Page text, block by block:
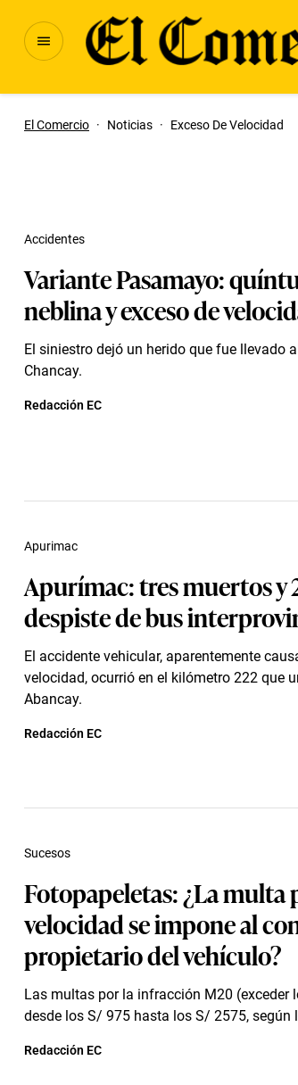
El Comercio · Noticias · Exceso De Velocidad
Variante Pasamayo:
neblina y exceso de
El siniestro dejó un herido que fue llevado
Chancay.
Accidentes
Redacción EC
Apurímac: tres muertos y
despiste de bus
El accidente vehicular, aparentemente
velocidad, ocurrió en el kilómetro 222 que
Abancay.
Apurimac
Redacción EC
Fotopapeletas: ¿La multa
velocidad se impone al
propietario del vehículo?
Las multas por la infracción M20 (exceder
desde los S/ 975 hasta los S/ 2575, según
Sucesos
Redacción EC